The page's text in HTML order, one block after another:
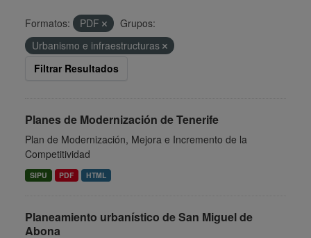
Formatos: PDF
Grupos:
Urbanismo e infraestructuras
Filtrar Resultados
Planes de Modernización de Tenerife
Plan de Modernización, Mejora e Incremento de la
Competitividad
SIPU PDF HTML
Planeamiento urbanístico de San Miguel de
Abona